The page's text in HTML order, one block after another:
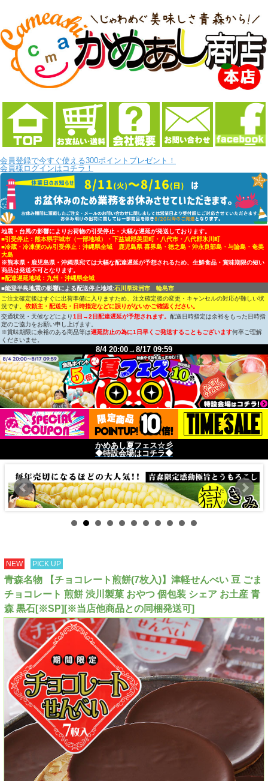
会員登録で今すぐ使える300ポイントプレゼント！
会員様ログインはコチラ！
地震・台風の影響によりお荷物の引受停止・大幅な遅延が発送しております。
■引受停止：熊本県宇城市（一部地域）・下益城郡美里町・八代市・八代郡氷川町
■冷蔵・冷凍便のみ引受停止：沖縄県全域 鹿児島県 喜界島・徳之島・沖永良部島・与論島・奄美
大島
※熊本県・鹿児島県・沖縄県宛ては大幅な配達遅延が予想されるため、生鮮食品・賞味期限の短い
商品は発送不可となります。
■配達遅延地域：九州・沖縄県全域
■能登半島地震の影響による配送停止地域:石川県珠洲市 輪島市
ご注文確定後はすぐに出荷準備に入りますため、注文確定後の変更・キャンセルの対応が難しい状
況です。 依頼主・配送先・日時指定などに誤りがないかご確認ください。
交通状況・天候などにより1日→2日配達遅延が予想されます。 配送日時指定は余裕をもった日時指
定のご協力をお願い申し上げます。
※賞味期限に余裕のある商品等は遅延防止の為に1日早くご発送することもございます何卒ご理解
くださいませ。
8/4 20:00→8/17 09:59
かめあし夏フェス☆彡
◆特設会場はコチラ◆
NEW PICK UP
青森名物 【チョコレート煎餅(7枚入)】津軽せんべい 豆 ごま
チョコレート 煎餅 渋川製菓 おやつ 個包装 シェア お土産 青
森 黒石[※SP][※当店他商品との同梱発送可]